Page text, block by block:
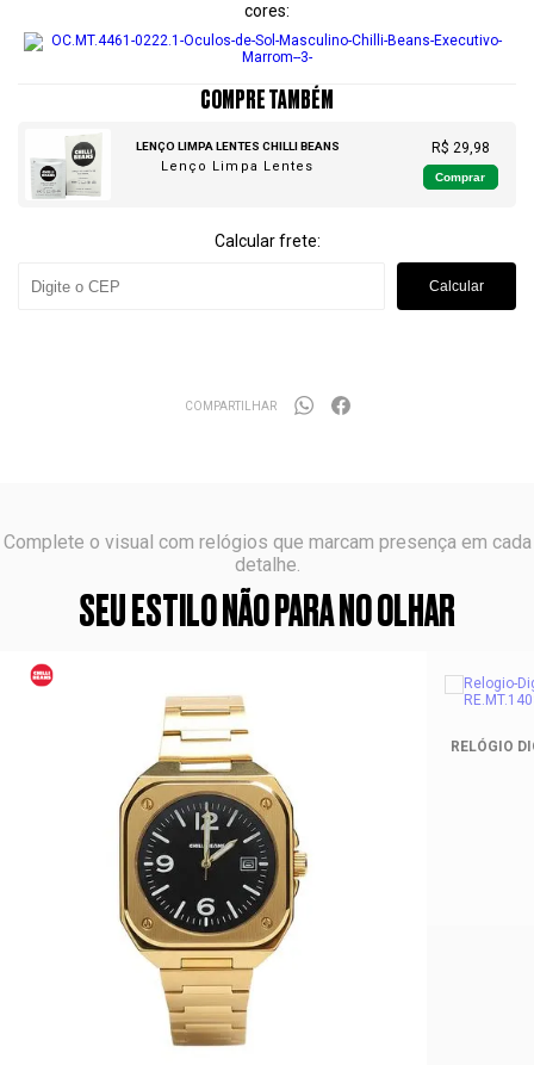
cores
COMPRE TAMBÉM
LENÇO LIMPA LENTES CHILLI BEANS
Lenço Limpa Lentes
R$ 29,98
Comprar
Calcular frete:
Calcular
COMPARTILHAR
Complete o visual com relógios que marcam presença em cada
detalhe.
SEU ESTILO NÃO PARA NO OLHAR
RELÓGIO